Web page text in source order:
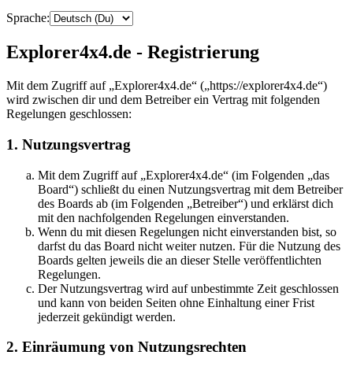
Sprache:
Explorer4x4.de - Registrierung
Mit dem Zugriff auf „Explorer4x4.de“ („https://explorer4x4.de“)
wird zwischen dir und dem Betreiber ein Vertrag mit folgenden
Regelungen geschlossen:
1. Nutzungsvertrag
Mit dem Zugriff auf „Explorer4x4.de“ (im Folgenden „das
Board“) schließt du einen Nutzungsvertrag mit dem Betreiber
des Boards ab (im Folgenden „Betreiber“) und erklärst dich
mit den nachfolgenden Regelungen einverstanden.
Wenn du mit diesen Regelungen nicht einverstanden bist, so
darfst du das Board nicht weiter nutzen. Für die Nutzung des
Boards gelten jeweils die an dieser Stelle veröffentlichten
Regelungen.
Der Nutzungsvertrag wird auf unbestimmte Zeit geschlossen
und kann von beiden Seiten ohne Einhaltung einer Frist
jederzeit gekündigt werden.
2. Einräumung von Nutzungsrechten